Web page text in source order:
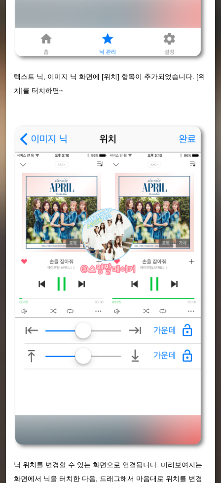
텍스트 닉, 이미지 닉 화면에 [위치] 항목이 추가되었습니다. [위
치]를 터치하면~
닉 위치를 변경할 수 있는 화면으로 연결됩니다. 미리보여지는
화면에서 닉을 터치한 다음, 드래그해서 마음대로 위치를 변경